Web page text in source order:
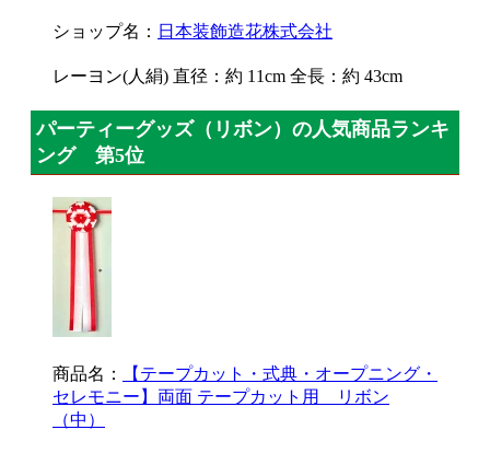
ショップ名： 日本装飾造花株式会社
レーヨン(人絹) 直径：約 11cm 全長：約 43cm
パーティーグッズ（リボン）の人気商品ランキ
ング 第5位
商品名：
【テープカット・式典・オープニング・
セレモニー】両面 テープカット用 リボン
（中）